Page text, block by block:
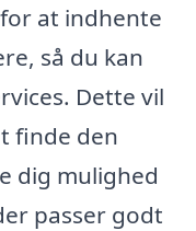
at indhente
så du kan
Dette vil
finde den
dig mulighed
passer godt